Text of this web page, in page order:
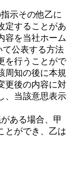
示その他乙に
定することがあ
容を当社ホーム
て公表する方法
を行うことがで
周知の後に本規
更後の内容に対
、当該意思表示
ある場合、甲
とができ、乙は